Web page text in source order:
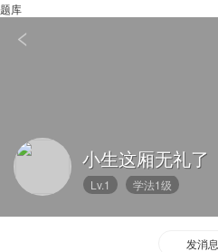
题库
小生这厢无礼了
Lv.1 学法1级
发消息